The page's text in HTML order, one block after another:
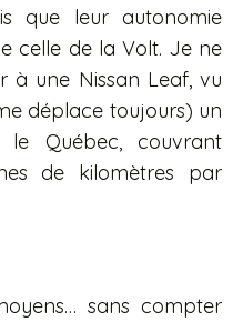
que leur autonomie
celle de la Volt. Je ne
à une Nissan Leaf, vu
déplace toujours) un
Québec, couvrant
de kilomètres par
sans compter